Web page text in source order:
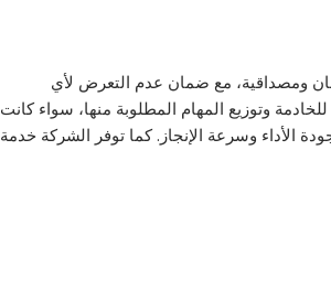
أمان ومصداقية، مع ضمان عدم التعرض لأي
وتوزيع المهام المطلوبة منها، سواء كانت
الأداء وسرعة الإنجاز. كما توفر الشركة خدمة